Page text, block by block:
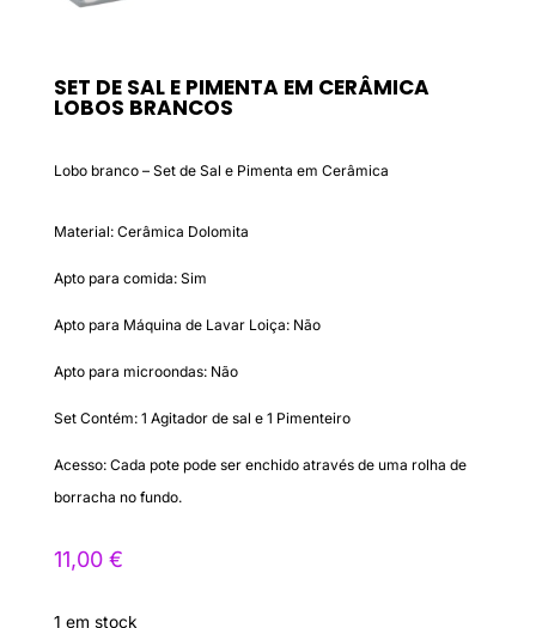
SET DE SAL E PIMENTA EM CERÂMICA
LOBOS BRANCOS
Lobo branco – Set de Sal e Pimenta em Cerâmica
Material: Cerâmica Dolomita
Apto para comida: Sim
Apto para Máquina de Lavar Loiça: Não
Apto para microondas: Não
Set Contém: 1 Agitador de sal e 1 Pimenteiro
Acesso: Cada pote pode ser enchido através de uma rolha de
borracha no fundo.
11,00 €
1 em stock